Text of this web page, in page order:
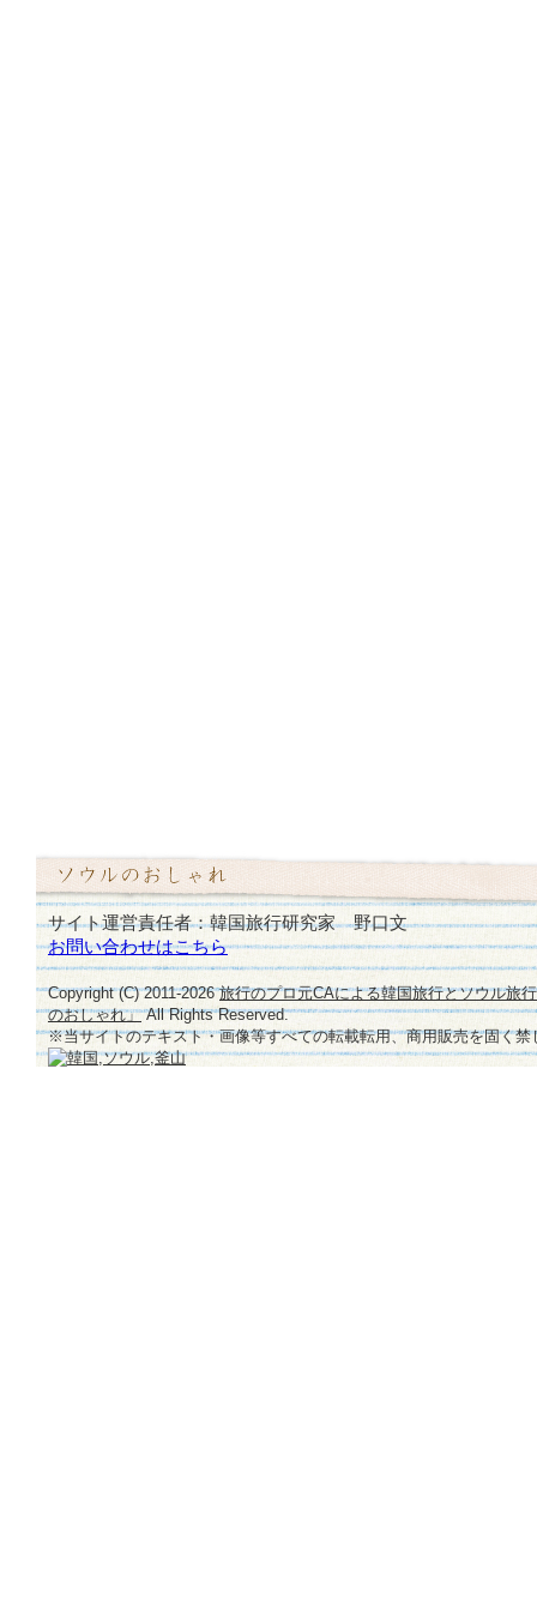
サイト運営責任者：韓国旅行研究家 野口文
お問い合わせはこちら
Copyright (C) 2011-2026旅行のプロ元CAによる韓国旅行とソウル旅
のおしゃれ」All Rights Reserved.
※当サイトのテキスト・画像等すべての転載転用、商用販売を固く禁